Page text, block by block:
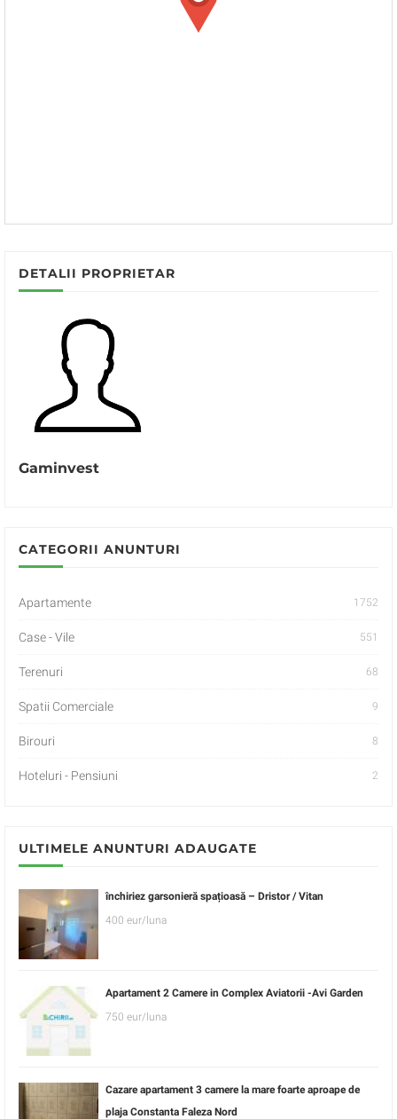
DETALII PROPRIETAR
Gaminvest
CATEGORII ANUNTURI
Apartamente 1752
Case - Vile 551
Terenuri 68
Spatii Comerciale 9
Birouri 8
Hoteluri - Pensiuni 2
ULTIMELE ANUNTURI ADAUGATE
închiriez garsonieră spațioasă – Dristor / Vitan
400 eur/luna
Apartament 2 Camere in Complex Aviatorii -Avi Garden
750 eur/luna
Cazare apartament 3 camere la mare foarte aproape de
plaja Constanta Faleza Nord